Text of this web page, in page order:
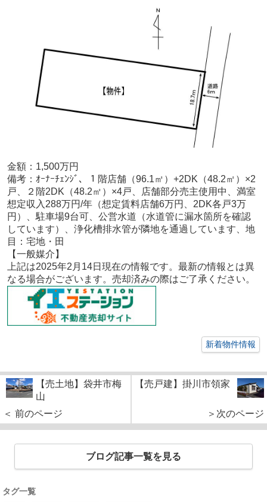
金額：1,500万円
備考： ｵｰﾅｰﾁｪﾝｼﾞ、１階店舗（96.1㎡）+2DK（48.2㎡）×2
戸、２階2DK（48.2㎡）×4戸、店舗部分売主使用中、満室
想定収入288万円/年（想定賃料店舗6万円、2DK各戸3万
円）、駐車場9台可、公営水道（水道管に漏水箇所を確認
しています）、浄化槽排水管が隣地を通過しています、地
目：宅地・田
【一般媒介 】
上記は2025年2月14日現在の情報です。最新の情報とは異
なる場合がございます。売却済みの際はご了承ください。
新着物件情報
【売土地】袋井市梅
山
＜ 前のページ
【売戸建】掛川市領家
＞次のページ
ブログ記事一覧を見る
タグ一覧